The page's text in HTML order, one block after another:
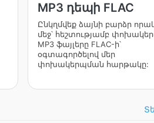
MP3 դեպի FLAC
Ընկղմվեք ձայնի բարձր
մեջ՝ հեշտությամբ
MP3 ֆայլերը FLAC-ի՝
օգտագործելով մեր
փոխակերպման հարթակը: